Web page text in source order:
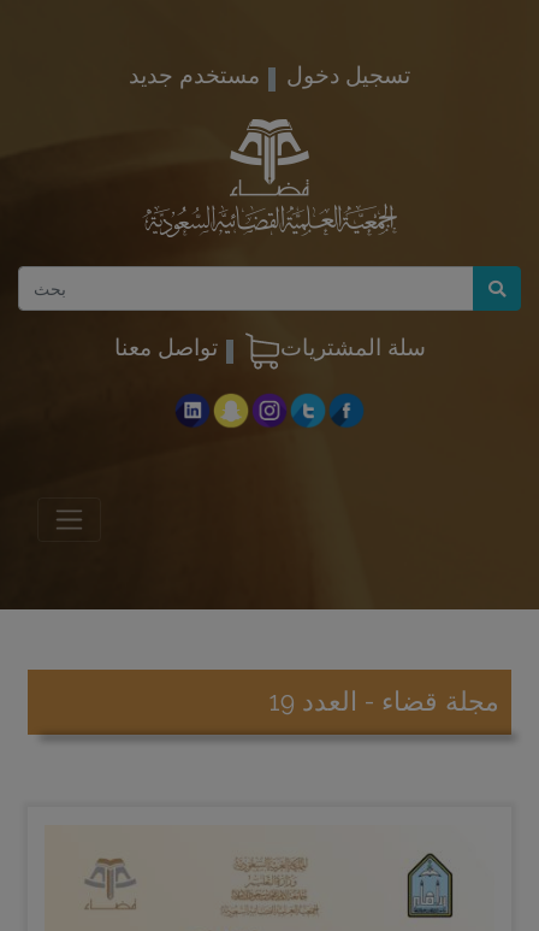
مستخدم جديد تسجيل دخول
تواصل معنا سلة المشتريات
مجلة قضاء - العدد 19